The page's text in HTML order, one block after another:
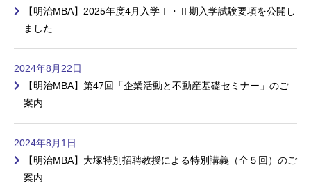
【明治MBA】2025年度4月入学Ⅰ・Ⅱ期入学試験要項を公開し
ました
2024年8月22日
【明治MBA】第47回「企業活動と不動産基礎セミナー」のご
案内
2024年8月1日
【明治MBA】大塚特別招聘教授による特別講義（全５回）のご
案内